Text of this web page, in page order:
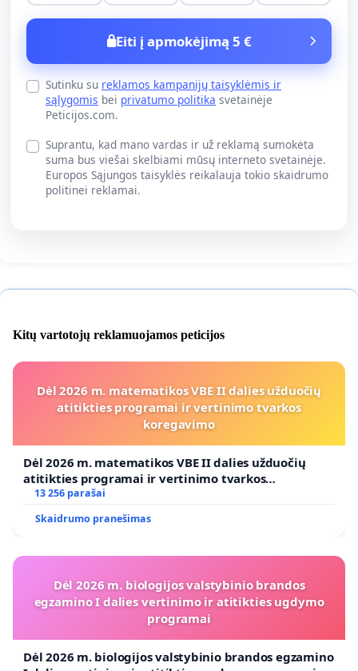
Eiti į apmokėjimą 5 €
Sutinku su reklamos kampanijų taisyklėmis ir
sąlygomis bei privatumo politika svetainėje
Peticijos.com.
Suprantu, kad mano vardas ir už reklamą sumokėta
suma bus viešai skelbiami mūsų interneto svetainėje.
Europos Sąjungos taisyklės reikalauja tokio skaidrumo
politinei reklamai.
Kitų vartotojų reklamuojamos peticijos
Dėl 2026 m. matematikos VBE II dalies užduočių
atitikties programai ir vertinimo tvarkos
koregavimo
Dėl 2026 m. matematikos VBE II dalies užduočių
atitikties programai ir vertinimo tvarkos
koregavimo
13 256 parašai
Skaidrumo pranešimas
Dėl 2026 m. biologijos valstybinio brandos
egzamino I dalies vertinimo ir atitikties ugdymo
programai
Dėl 2026 m. biologijos valstybinio brandos egzamino